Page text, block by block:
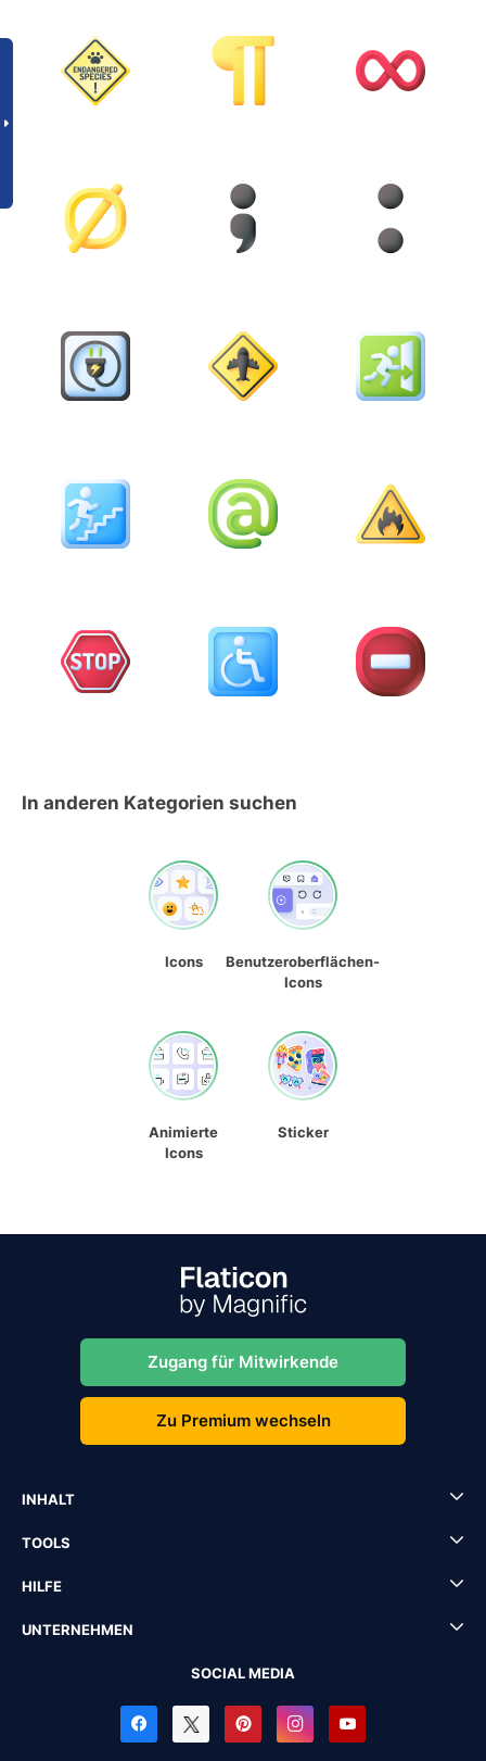
In anderen Kategorien suchen
Icons
Benutzeroberflächen-
Icons
Animierte
Icons
Sticker
Zugang für Mitwirkende
Zu Premium wechseln
INHALT
TOOLS
HILFE
UNTERNEHMEN
SOCIAL MEDIA